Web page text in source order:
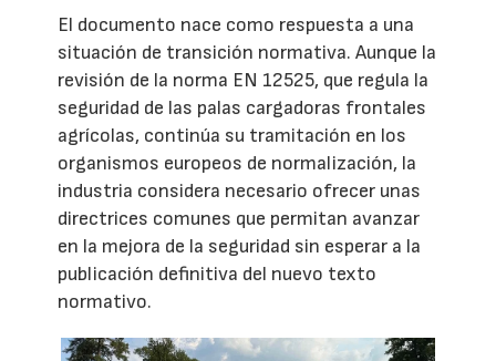
El documento nace como respuesta a una
situación de transición normativa. Aunque la
revisión de la norma EN 12525, que regula la
seguridad de las palas cargadoras frontales
agrícolas, continúa su tramitación en los
organismos europeos de normalización, la
industria considera necesario ofrecer unas
directrices comunes que permitan avanzar
en la mejora de la seguridad sin esperar a la
publicación definitiva del nuevo texto
normativo.